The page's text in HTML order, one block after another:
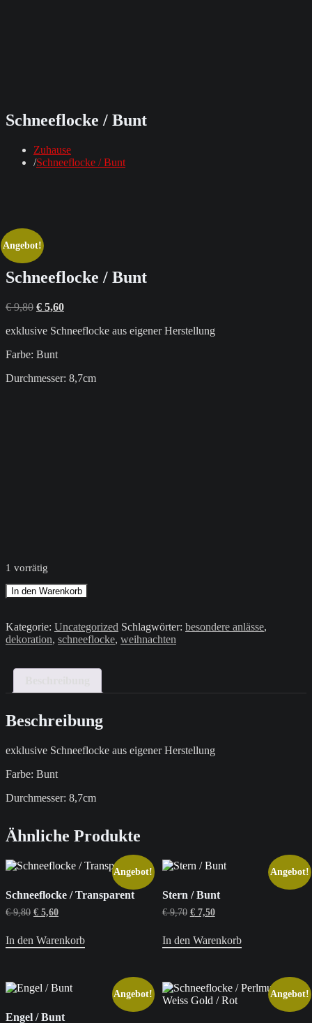
Schneeflocke / Bunt
Zuhause
Schneeflocke / Bunt
Angebot!
Schneeflocke / Bunt
€9,80 Ursprünglicher
war:
€ 5,60Aktueller
ist:
exklusive Schneeflocke aus eigener Herstellung
Farbe: Bunt
Durchmesser: 8,7cm
1 vorrätig
Schneeflocke
/
Menge
In den Warenkorb
Kategorie: Uncategorized Schlagwörter: besondere anlässe,
dekoration, schneeflocke, weihnachten
Beschreibung
exklusive Schneeflocke aus eigener Herstellung
Farbe: Bunt
Durchmesser: 8,7cm
Ähnliche Produkte
Angebot!
Schneeflocke / Transparent
€9,80 Ursprünglicher
war:
€ 9,80
€ 5,60Aktueller
ist:
€ 5,60.
In den Warenkorb
Angebot!
Stern / Bunt
€9,70 Ursprünglicher
war:
€ 9,70
€7,50Aktueller
ist:
€ 7,50.
In den Warenkorb
Angebot!
Engel / Bunt
Angebot!